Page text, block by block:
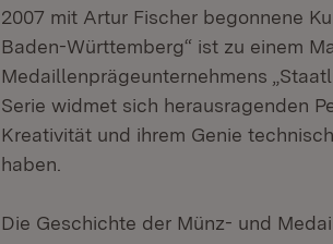
2007 mit Artur Fischer begonnene
Baden-Württemberg“ ist zu einem
Medaillenprägeunternehmens
Serie widmet sich herausragenden
Kreativität und ihrem Genie
haben.
Die Geschichte der Münz- und